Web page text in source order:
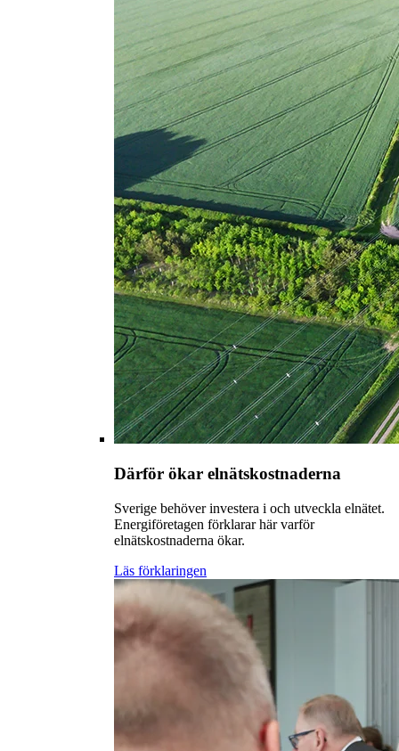
Därför ökar elnätskostnaderna
Sverige behöver investera i och utveckla elnätet.
Energiföretagen förklarar här varför
elnätskostnaderna ökar.
Läs förklaringen